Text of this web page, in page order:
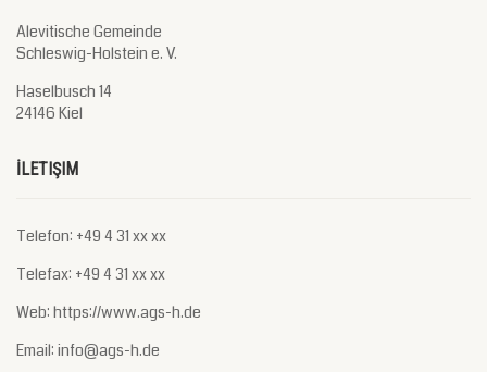
Alevitische Gemeinde
Schleswig-Holstein e. V.
Haselbusch 14
24146 Kiel
İLETIŞIM
Telefon: +49 4 31 xx xx
Telefax: +49 4 31 xx xx
Web: https://www.ags-h.de
Email: info@ags-h.de